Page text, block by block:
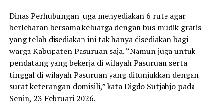
Dinas Perhubungan juga menyediakan 6 rute agar
berlebaran bersama keluarga dengan bus mudik gratis
yang telah disediakan ini tak hanya disediakan bagi
warga Kabupaten Pasuruan saja. “Namun juga untuk
pendatang yang bekerja di wilayah Pasuruan serta
tinggal di wilayah Pasuruan yang ditunjukkan dengan
surat keterangan domisili,” kata Digdo Sutjahjo pada
Senin, 23 Februari 2026.